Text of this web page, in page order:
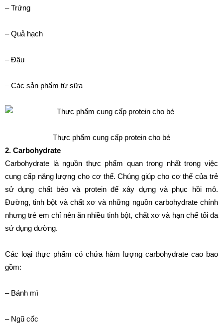
– Trứng
– Quả hạch
– Đậu
– Các sản phẩm từ sữa
Thực phẩm cung cấp protein cho bé
2. Carbohydrate
Carbohydrate là nguồn thực phẩm quan trong nhất trong việc
cung cấp năng lượng cho cơ thể. Chúng giúp cho cơ thể của trẻ
sử dụng chất béo và protein để xây dựng và phục hồi mô.
Đường, tinh bột và chất xơ và những nguồn carbohydrate chính
nhưng trẻ em chỉ nên ăn nhiều tinh bột, chất xơ và hạn chế tối đa
sử dụng đường.
Các loại thực phẩm có chứa hàm lượng carbohydrate cao bao
gồm:
– Bánh mì
– Ngũ cốc